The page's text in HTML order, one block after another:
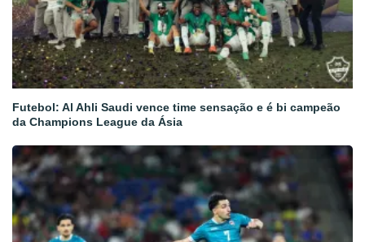
Futebol: Al Ahli Saudi vence time sensação e é bi campeão
da Champions League da Ásia